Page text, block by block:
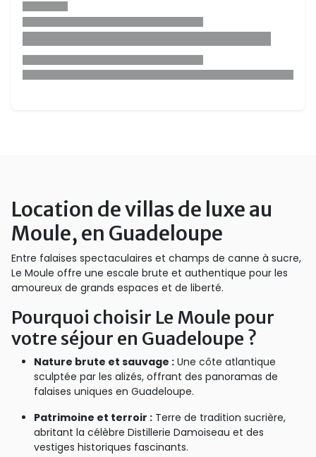
Location de villas de luxe au
Moule, en Guadeloupe
Entre falaises spectaculaires et champs de canne à sucre,
Le Moule offre une escale brute et authentique pour les
amoureux de grands espaces et de liberté.
Pourquoi choisir Le Moule pour
votre séjour en Guadeloupe ?
Nature brute et sauvage : Une côte atlantique
sculptée par les alizés, offrant des panoramas de
falaises uniques en Guadeloupe.
Patrimoine et terroir : Terre de tradition sucrière,
abritant la célèbre Distillerie Damoiseau et des
vestiges historiques fascinants.